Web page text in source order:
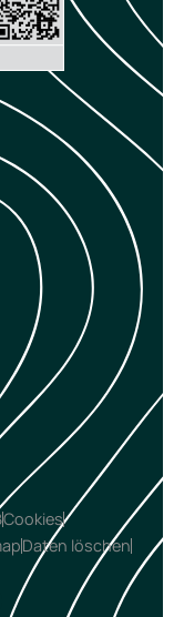
Cookies
Daten löschen